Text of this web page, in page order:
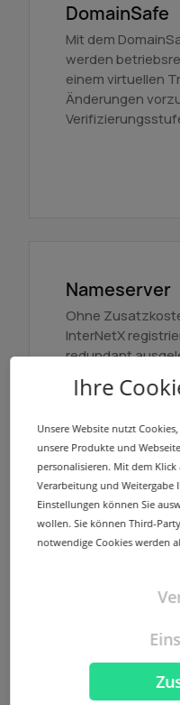
DomainSafe
Mit dem
werden
einem virtuellen
Änderungen
Nameserver
Ohne
InterNetX
redundant
Infrastruktur mit
Mehr erfahren
NodeSecure
InterNetX. Er
Option, Zonen
und die
Mehr erfahren
Ihre
Unsere Website nutzt
unsere Produkte und
personalisieren. Mit dem
Verarbeitung und Weitergabe
Einstellungen können Sie
wollen. Sie können Third-
notwendige Cookies werden